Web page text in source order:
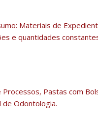
Materiais de
e quantidades
Processos, Pastas com
Odontologia.